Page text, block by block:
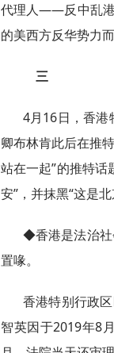
代理人——反中乱港
的美西方反华势力
三
4月16日，香港
卿布林肯此后在推
站在一起”的推特
安”，并抹黑“这是
◆香港是法治社
置喙。
香港特别行政
智英因于2019年8